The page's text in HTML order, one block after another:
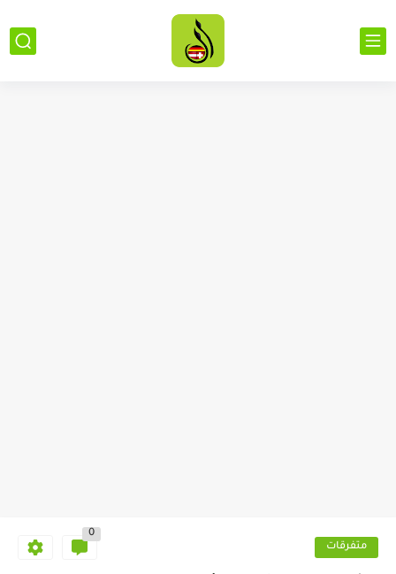
متفرقات
0